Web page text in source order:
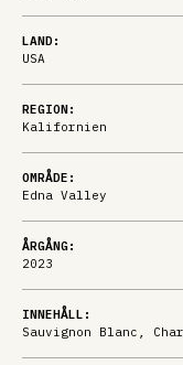
LAND:
USA
REGION:
Kalifornien
OMRÅDE:
Edna Valley
ÅRGÅNG:
2023
INNEHÅLL:
Sauvignon Blanc,